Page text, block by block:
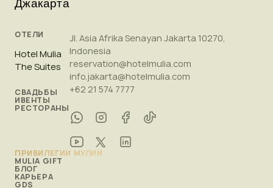
ОТЕЛИ
Hotel Mulia
The Suites
СВАДЬБЫ
ИВЕНТЫ
РЕСТОРАНЫ
Jl. Asia Afrika Senayan Jakarta 10270,
Indonesia
reservation@hotelmulia.com
info.jakarta@hotelmulia.com
+62 21 574 7777
ПРИВИЛЕГИИ МУЛИИ
MULIA GIFT
БЛОГ
КАРЬЕРА
GDS